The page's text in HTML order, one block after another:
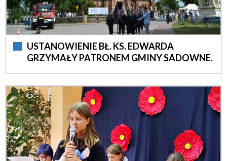
USTANOWIENIE BŁ. KS. EDWARDA
GRZYMAŁY PATRONEM GMINY SADOWNE.